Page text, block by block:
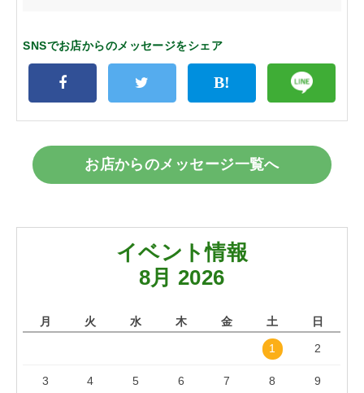
SNSでお店からのメッセージをシェア
お店からのメッセージ一覧へ
イベント情報
8月 2026
月 火 水 木 金 土 日
1 2
3 4 5 6 7 8 9